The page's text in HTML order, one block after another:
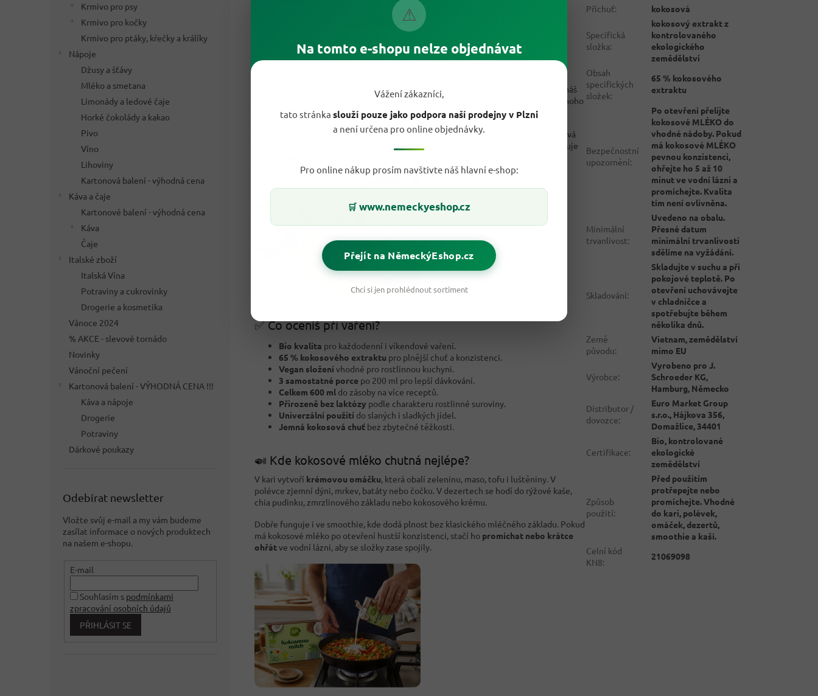
⚠
Na tomto e-shopu nelze objednávat
Vážení zákazníci,
tato stránka slouží pouze jako podpora naší prodejny v Plzni
a není určena pro online objednávky.
Pro online nákup prosím navštivte náš hlavní e-shop:
🛒 www.nemeckyeshop.cz
Přejít na NěmeckýEshop.cz
Chci si jen prohlédnout sortiment
Krmivo pro psy
Krmivo pro kočky
Krmivo pro ptáky, křečky a králíky
Nápoje
Džusy a šťávy
Mléko a smetana
Limonády a ledové čaje
Horké čokolády a kakao
Pivo
Víno
Lihoviny
Kartonová balení - výhodná cena
Káva a čaje
Kartonové balení - výhodná cena
Káva
Čaje
Italské zboží
Italská Vína
Potraviny a cukrovinky
Drogerie a kosmetika
Vánoce 2024
% AKCE - slevové tornádo
Novinky
Vánoční pečení
Kartonová balení - VÝHODNÁ CENA !!!
Káva a nápoje
Drogerie
Potraviny
Dárkové poukazy
Odebírat newsletter
Vložte svůj e-mail a my vám budeme
zasílat informace o nových produktech
na našem e-shopu.
E-mail
Souhlasím s podmínkami
zpracování osobních údajů
PŘIHLÁSIT SE
⚖️ Jak si stojí proti běžnému kokosovému mléku v
Největší rozdíl je v porcování. U velké plechovky často řešíš, co se zbytkem. Tady máš
, které se snáz dávkují do jedné večeře, jedné omáčky nebo jednoho
dezertu. Balení je skladné a dobře se hodí do spíže.
65 % kokosového extraktu dává mléku příjemnou plnost. Při vaření se chová
univerzálně: zjemní chilli, kari pastu i rajčatový základ a v sladkých receptech funguje
✅ Co oceníš při vaření?
Bio kvalita pro každodenní i víkendové vaření.
65 % kokosového extraktu pro plnější chuť a konzistenci.
Vegan složení vhodné pro rostlinnou kuchyni.
3 samostatné porce po 200 ml pro lepší dávkování.
Celkem 600 ml do zásoby na více receptů.
Přirozeně bez laktózy podle charakteru rostlinné suroviny.
Univerzální použití do slaných i sladkých jídel.
Jemná kokosová chuť bez zbytečné těžkosti.
🍛 Kde kokosové mléko chutná nejlépe?
V kari vytvoří krémovou omáčku, která obalí zeleninu, maso, tofu i luštěniny. V
polévce zjemní dýni, mrkev, batáty nebo čočku. V dezertech se hodí do rýžové kaše,
chia pudinku, zmrzlinového základu nebo kokosového krému.
Dobře funguje i ve smoothie, kde dodá plnost bez klasického mléčného základu. Pokud
má kokosové mléko po otevření hustší konzistenci, stačí ho promíchat nebo krátce
ohřátve vodní lázni, aby se složky zase spojily.
Příchuť: kokosová
Specifická
složka:
kokosový extrakt z
kontrolovaného
ekologického
zemědělství
Obsah
specifických
složek:
65 % kokosového
extraktu
Bezpečnostní
upozornění:
Po otevření přelijte
kokosové MLÉKO do
vhodné nádoby. Pokud
má kokosové MLÉKO
pevnou konzistenci,
ohřejte ho 5 až 10
minut ve vodní lázni a
promíchejte. Kvalita
tím není ovlivněna.
Minimální
trvanlivost:
Uvedeno na obalu.
Přesné datum
minimální trvanlivosti
sdělíme na vyžádání.
Skladování:
Skladujte v suchu a při
pokojové teplotě. Po
otevření uchovávejte
v chladničce a
spotřebujte během
několika dnů.
Země
původu:
Vietnam, zemědělství
mimo EU
Výrobce:
Vyrobeno pro J.
Schroeder KG,
Hamburg, Německo
Distributor /
dovozce:
Euro Market Group
s.r.o., Hájkova 356,
Domažlice, 34401
Certifikace:
Bio, kontrolované
ekologické
zemědělství
Způsob
použití:
Před použitím
protřepejte nebo
promíchejte. Vhodné
do kari, polévek,
omáček, dezertů,
smoothie a kaší.
Celní kód
KN8:
21069098